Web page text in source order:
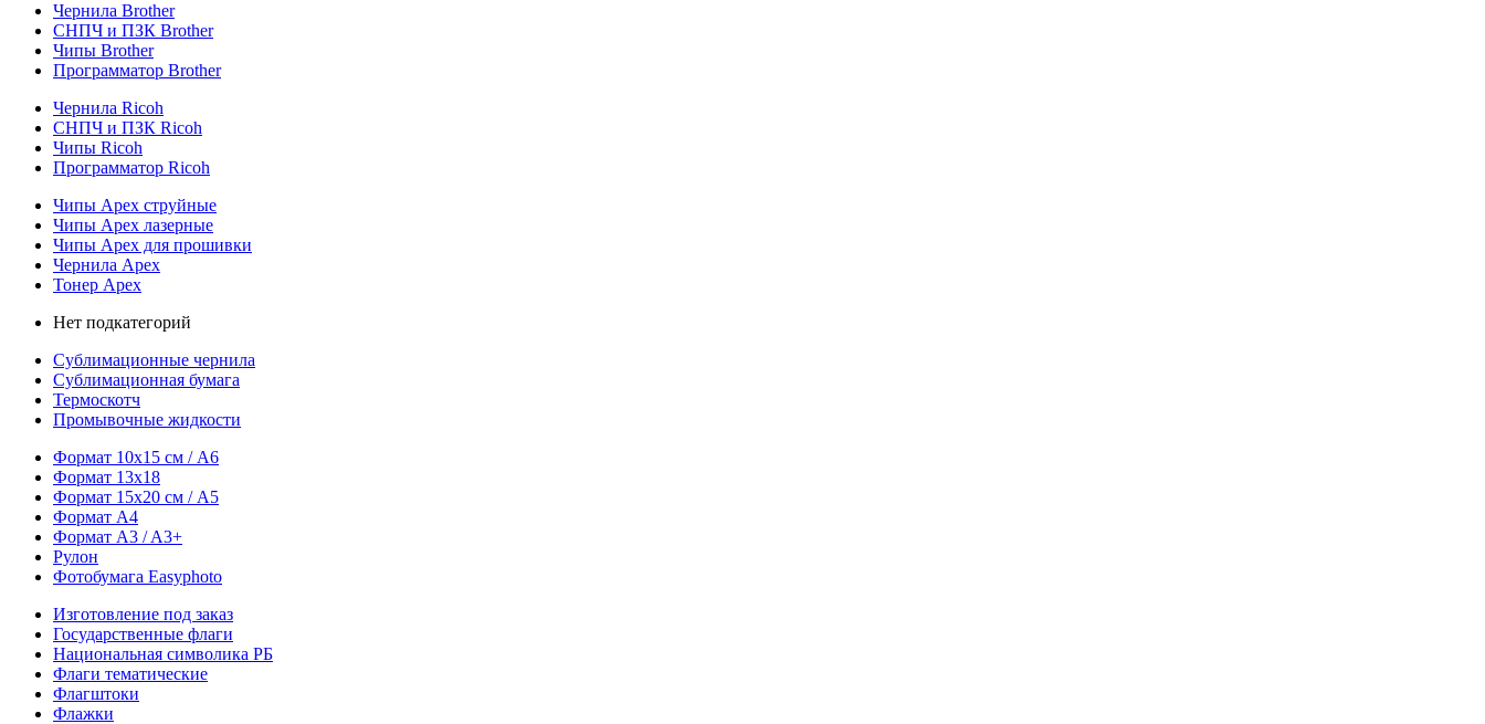
Чернила Brother
СНПЧ и ПЗК Brother
Чипы Brother
Программатор Brother
Чернила Ricoh
СНПЧ и ПЗК Ricoh
Чипы Ricoh
Программатор Ricoh
Чипы Apex струйные
Чипы Apex лазерные
Чипы Apex для прошивки
Чернила Apex
Тонер Apex
Нет подкатегорий
Сублимационные чернила
Сублимационная бумага
Термоскотч
Промывочные жидкости
Формат 10х15 см / A6
Формат 13х18
Формат 15х20 см / A5
Формат А4
Формат A3 / A3+
Рулон
Фотобумага Easyphoto
Изготовление под заказ
Государственные флаги
Национальная символика РБ
Флаги тематические
Флагштоки
Флажки